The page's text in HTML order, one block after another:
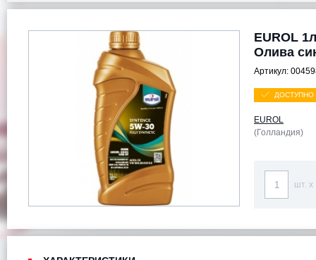
EUROL
Олива
Артикул:
ДОСТУПНО
EUROL
(Голландия)
шт. x